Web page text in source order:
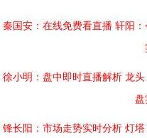
秦国安：在线免费看直播 轩阳
徐小明：盘中即时直播解析 龙头
盘
锋长阳：市场走势实时分析 灯塔